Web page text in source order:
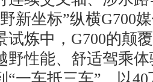
坐标”纵横G700
试炼中，G700的颠
野性能、舒适驾乘